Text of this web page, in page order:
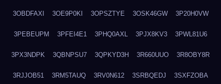
3OBDFAXI 3OE9P0KI 3OPSZTYE 3OSK46GW 3P20H0VW
3PEBEUPM 3PFEI4E1 3PHQ0AXL 3PJX8KV3 3PWL81U6
3PX3NDPK 3QBNPSU7 3QPKYD3H 3R660UUO 3R8OBY8R
3RJJOB51 3RM5TAUQ 3RV0N612 3SRBQEDJ 3SXFZOBA